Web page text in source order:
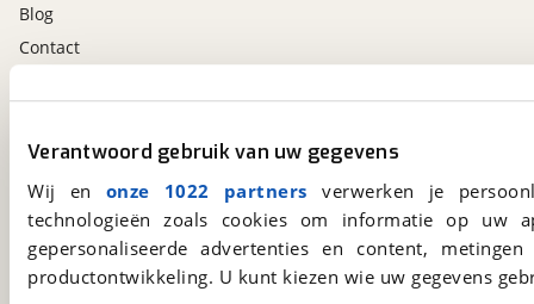
Verantwoord gebruik van uw gegevens
Wij en onze 1022 partners verwerken je
technologieën zoals cookies om informatie op
gepersonaliseerde advertenties en content,
productontwikkeling. U kunt kiezen wie uw gegevens
Blog
Contact
viaBOVAG.nl
Altijd het meest recente aanbod bij de hand.
Download 'm nu.